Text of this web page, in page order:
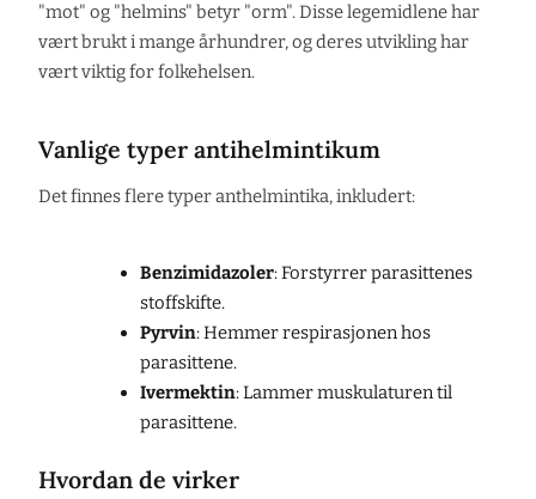
"mot" og "helmins" betyr "orm". Disse legemidlene har
vært brukt i mange århundrer, og deres utvikling har
vært viktig for folkehelsen.
Vanlige typer antihelmintikum
Det finnes flere typer anthelmintika, inkludert:
Benzimidazoler: Forstyrrer parasittenes
stoffskifte.
Pyrvin: Hemmer respirasjonen hos
parasittene.
Ivermektin: Lammer muskulaturen til
parasittene.
Hvordan de virker